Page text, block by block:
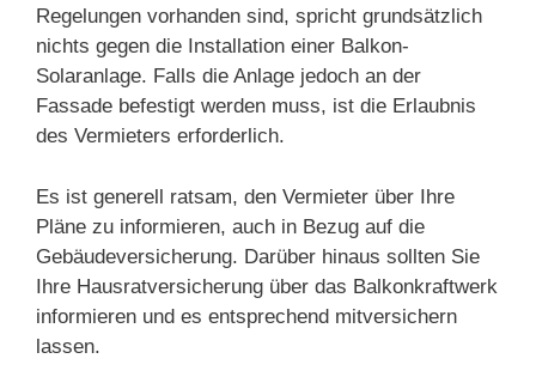
Regelungen vorhanden sind, spricht grundsätzlich
nichts gegen die Installation einer Balkon-
Solaranlage. Falls die Anlage jedoch an der
Fassade befestigt werden muss, ist die Erlaubnis
des Vermieters erforderlich.
Es ist generell ratsam, den Vermieter über Ihre
Pläne zu informieren, auch in Bezug auf die
Gebäudeversicherung. Darüber hinaus sollten Sie
Ihre Hausratversicherung über das Balkonkraftwerk
informieren und es entsprechend mitversichern
lassen.